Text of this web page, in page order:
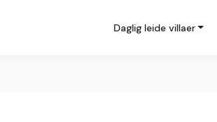
Daglig leide villaer